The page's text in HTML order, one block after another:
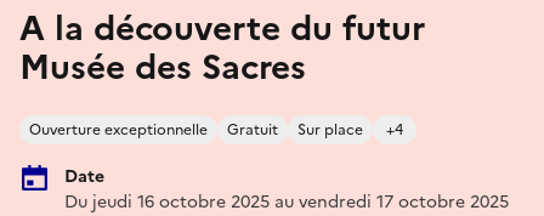
A la découverte du futur
Musée des Sacres
Ouverture exceptionnelle Gratuit Sur place +4
Date
Du jeudi 16 octobre 2025 au vendredi 17 octobre 2025